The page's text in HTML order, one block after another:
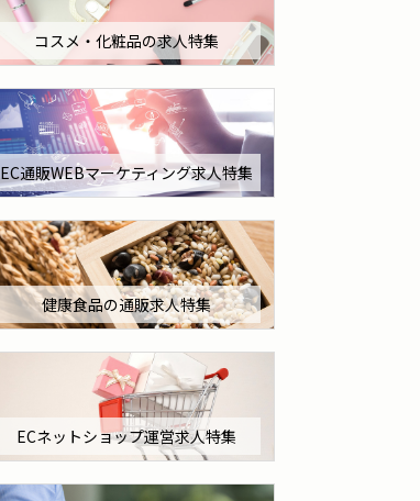
コスメ・化粧品の求人特集
EC通販WEBマーケティング求人特集
健康食品の通販求人特集
ECネットショップ運営求人特集